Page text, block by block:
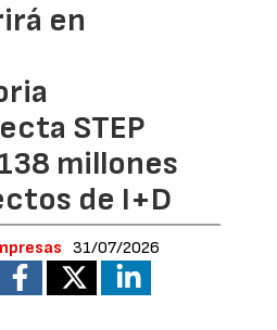
en
STEP
millones
de I+D
31/07/2026